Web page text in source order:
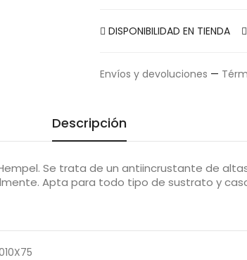
DISPONIBILIDAD EN TIENDA
Envíos y devoluciones —
Descripción
Se trata de un antiincrustante de
Apta para todo tipo de sustrato y